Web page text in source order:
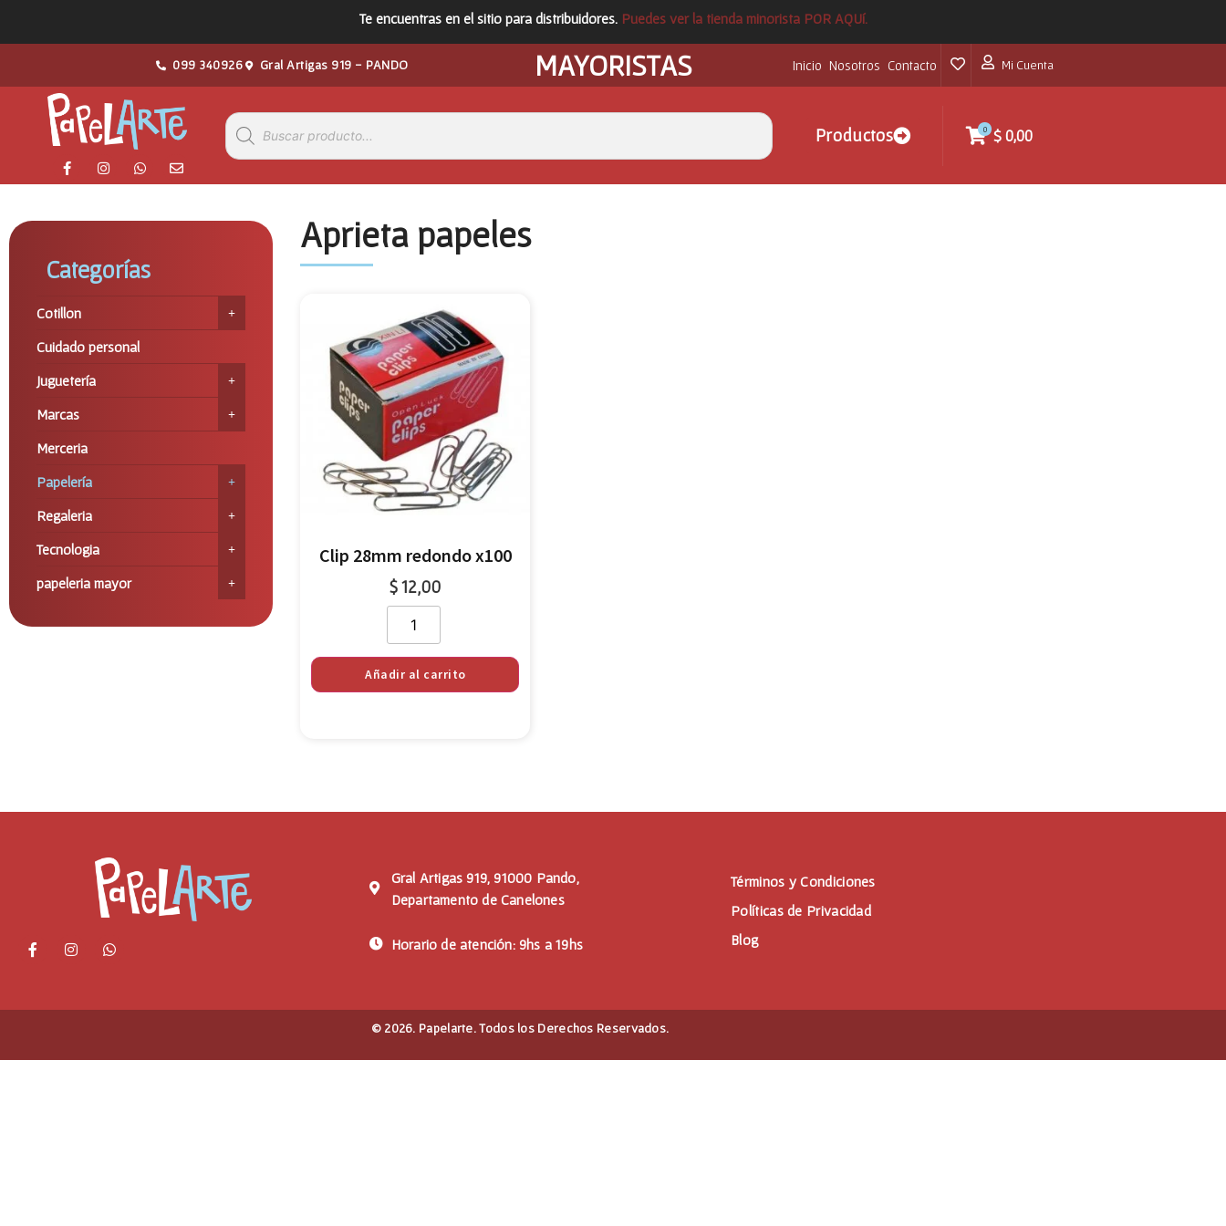
Te encuentras en el sitio para distribuidores. Puedes ver la tienda minorista POR AQUí.
099 340926 Gral Artigas 919 - PANDO MAYORISTAS Inicio Nosotros Contacto Mi Cuenta
Productos $ 0,00
0
Categorías
Cotillon
Cuidado personal
Juguetería
Marcas
Merceria
Papelería
Regaleria
Tecnologia
papeleria mayor
Aprieta papeles
Clip 28mm redondo x100
$12,00
Añadir al carrito
Gral Artigas 919, 91000 Pando,
Departamento de Canelones
Horario de atención: 9hs a 19hs
Términos y Condiciones
Políticas de Privacidad
Blog
© 2026. Papelarte. Todos los Derechos Reservados.